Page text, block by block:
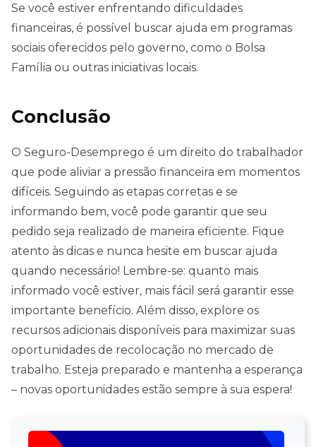
Se você estiver enfrentando dificuldades
financeiras, é possível buscar ajuda em programas
sociais oferecidos pelo governo, como o Bolsa
Família ou outras iniciativas locais.
Conclusão
O Seguro-Desemprego é um direito do trabalhador
que pode aliviar a pressão financeira em momentos
difíceis. Seguindo as etapas corretas e se
informando bem, você pode garantir que seu
pedido seja realizado de maneira eficiente. Fique
atento às dicas e nunca hesite em buscar ajuda
quando necessário! Lembre-se: quanto mais
informado você estiver, mais fácil será garantir esse
importante benefício. Além disso, explore os
recursos adicionais disponíveis para maximizar suas
oportunidades de recolocação no mercado de
trabalho. Esteja preparado e mantenha a esperança
– novas oportunidades estão sempre à sua espera!